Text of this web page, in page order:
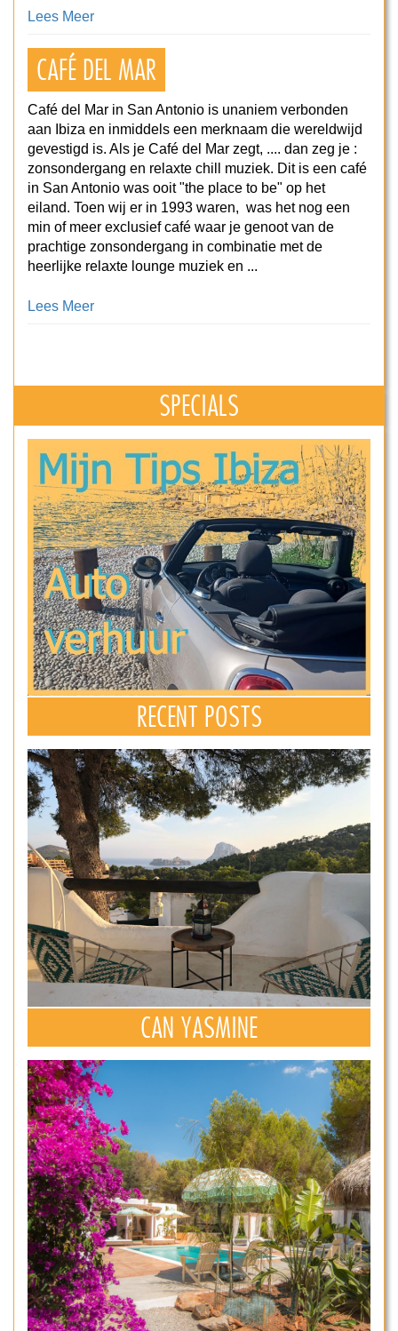
Lees Meer
CAFÉ DEL MAR
Café del Mar in San Antonio is unaniem verbonden
aan Ibiza en inmiddels een merknaam die wereldwijd
gevestigd is. Als je Café del Mar zegt, .... dan zeg je :
zonsondergang en relaxte chill muziek. Dit is een café
in San Antonio was ooit "the place to be" op het
eiland. Toen wij er in 1993 waren, was het nog een
min of meer exclusief café waar je genoot van de
prachtige zonsondergang in combinatie met de
heerlijke relaxte lounge muziek en ...
Lees Meer
SPECIALS
RECENT POSTS
CAN YASMINE